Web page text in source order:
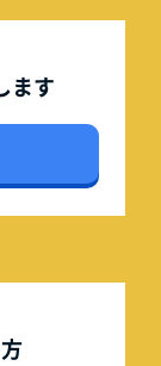
ます